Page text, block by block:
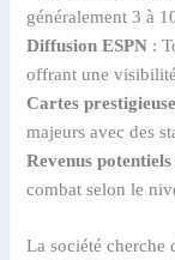
généralement 3 à
Diffusion ESPN :
offrant une
Cartes
majeurs avec des
Revenus potentiels
combat selon le
La société cherche